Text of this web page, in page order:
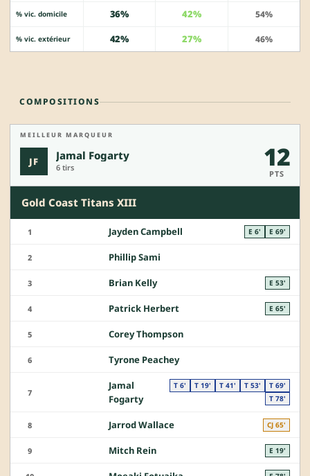
% vic. domicile 36% 42% 54%
% vic. extérieur 42% 27% 46%
COMPOSITIONS
MEILLEUR MARQUEUR
JF Jamal Fogarty
6 tirs 12
PTS
Gold Coast Titans XIII
1 Jayden Campbell E 6' E 69'
2 Phillip Sami
3 Brian Kelly E 53'
4 Patrick Herbert E 65'
5 Corey Thompson
6 Tyrone Peachey
7
Jamal
Fogarty
T 6' T 19' T 41' T 53'
T 69'
T 78'
8 Jarrod Wallace CJ 65'
9 Mitch Rein E 19'